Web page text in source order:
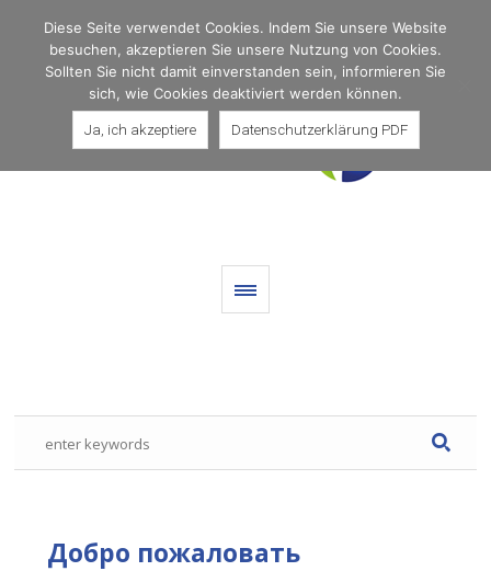
Добро пожаловать
Diese Seite verwendet Cookies. Indem Sie unsere Website
besuchen, akzeptieren Sie unsere Nutzung von Cookies.
Sollten Sie nicht damit einverstanden sein, informieren Sie
sich, wie Cookies deaktiviert werden können.
Ja, ich akzeptiere Datenschutzerklärung PDF